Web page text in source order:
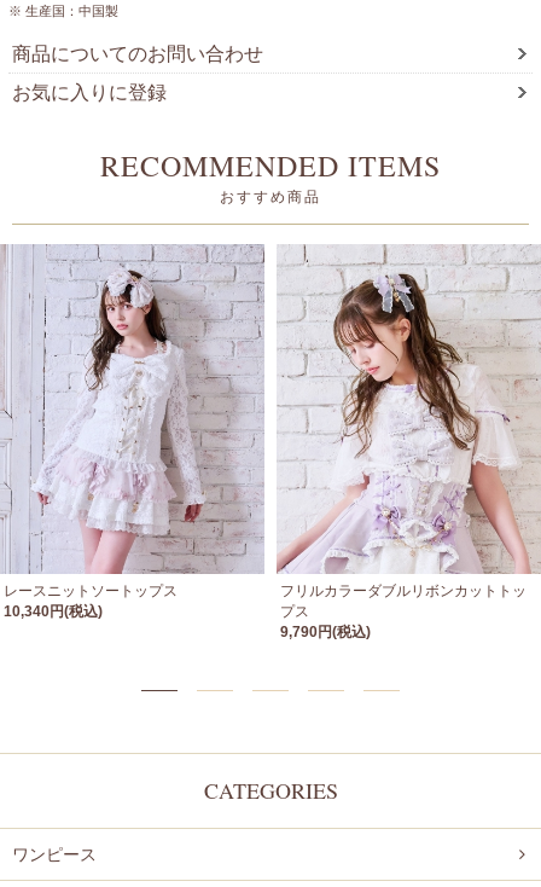
※ 生産国：中国製
商品についてのお問い合わせ
お気に入りに登録
RECOMMENDED ITEMS
おすすめ商品
レースニットソートップス
10,340円(税込)
フリルカラーダブルリボンカットトッ
プス
9,790円(税込)
CATEGORIES
ワンピース